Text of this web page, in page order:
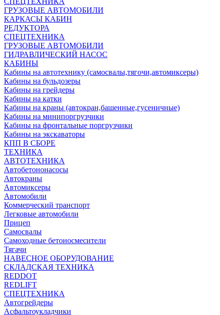
ГРУЗОВЫЕ АВТОМОБИЛИ
КАРКАСЫ КАБИН
РЕДУКТОРА
СПЕЦТЕХНИКА
ГРУЗОВЫЕ АВТОМОБИЛИ
ГИДРАВЛИЧЕСКИЙ НАСОС
КАБИНЫ
Кабины на автотехнику (самосвалы,тягочи,автомиксеры)
Кабины на бульдозеры
Кабины на грейдеры
Кабины на катки
Кабины на краны (автокран,башенные,гусеничные)
Кабины на минипоргрузчики
Кабины на фронтальные поргрузчики
Кабины на экскаваторы
КПП В СБОРЕ
ТЕХНИКА
АВТОТЕХНИКА
Автобетононасосы
Автокраны
Автомиксеры
Автомобили
Коммерческий транспорт
Легковые автомобили
Прицеп
Самосвалы
Самоходные бетоносмесители
Тягачи
НАВЕСНОЕ ОБОРУДОВАНИЕ
СКЛАДСКАЯ ТЕХНИКА
REDDOT
REDLIFT
СПЕЦТЕХНИКА
Автогрейдеры
Асфальтоукладчики